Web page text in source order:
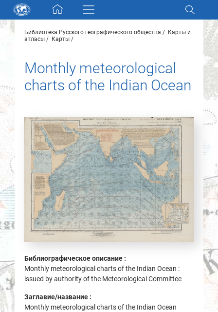
Skip navigation
Разделы и коллекции
Электронный каталог
Новости
О нас
Контакты
Партнеры
Найти
Библиотека Русского географического общества
Карты и
атласы
Карты
Monthly meteorological
charts of the Indian Ocean
Библиографическое описание :
Monthly meteorological charts of the Indian Ocean :
issued by authority of the Meteorological Committee
Заглавие/название :
Monthly meteorological charts of the Indian Ocean